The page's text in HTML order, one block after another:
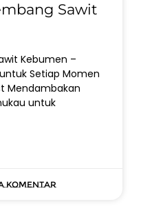
Sawit
Kebumen –
Setiap Momen
Mendambakan
untuk
komentar